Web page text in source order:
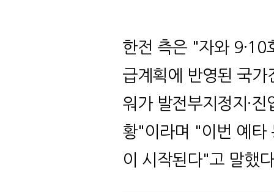
한전 측은 "자와 9·10
급계획에 반영된 국가
워가 발전부지정지·
황"이라며 "이번 예타
이 시작된다"고 말했